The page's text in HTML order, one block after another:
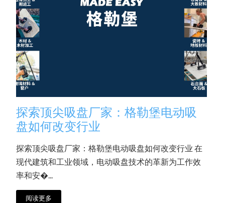
探索顶尖吸盘厂家：格勒堡电动吸
盘如何改变行业
探索顶尖吸盘厂家：格勒堡电动吸盘如何改变行业 在
现代建筑和工业领域，电动吸盘技术的革新为工作效
率和安�...
阅读更多